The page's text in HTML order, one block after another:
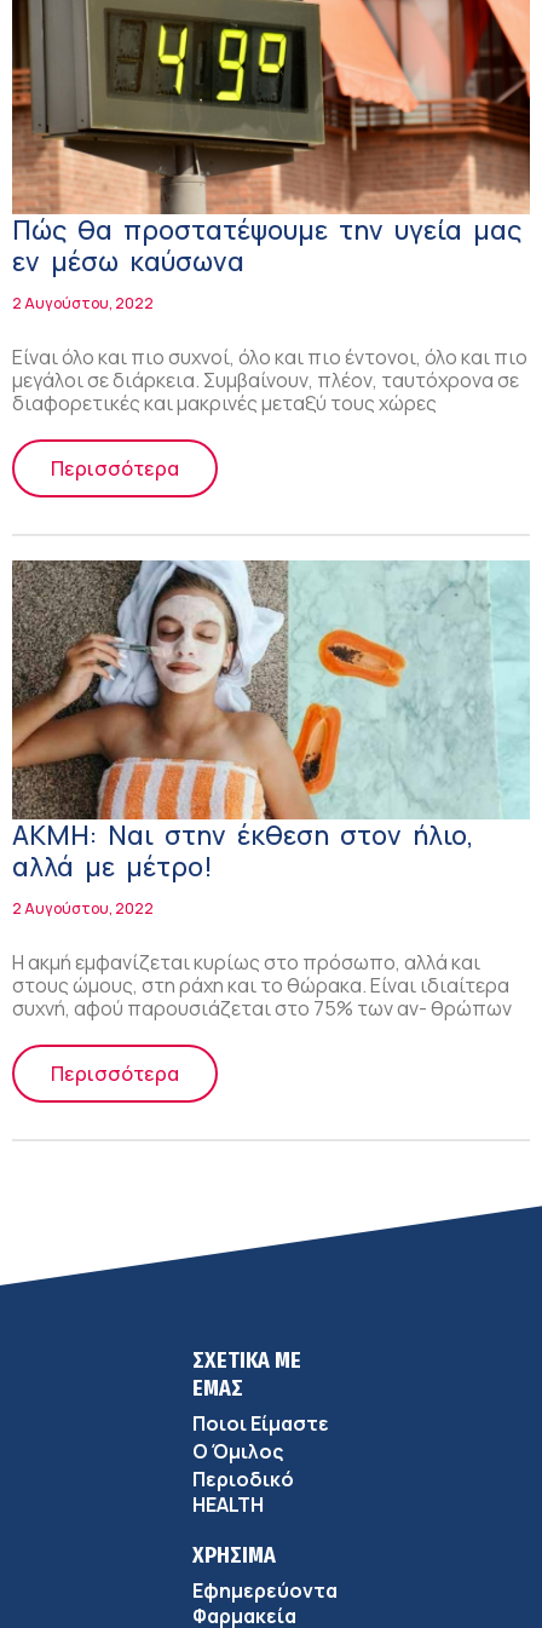
Πώς θα προστατέψουμε την υγεία μας
εν μέσω καύσωνα
2 Αυγούστου, 2022
Είναι όλο και πιο συχνοί, όλο και πιο έντονοι, όλο και πιο
μεγάλοι σε διάρκεια. Συμβαίνουν, πλέον, ταυτόχρονα σε
διαφορετικές και μακρινές μεταξύ τους χώρες
Περισσότερα
ΑΚΜΗ: Ναι στην έκθεση στον ήλιο,
αλλά με μέτρο!
2 Αυγούστου, 2022
Η ακμή εμφανίζεται κυρίως στο πρόσωπο, αλλά και
στους ώμους, στη ράχη και το θώρακα. Είναι ιδιαίτερα
συχνή, αφού παρουσιάζεται στο 75% των αν- θρώπων
Περισσότερα
ΣΧΕΤΙΚΑ ΜΕ
ΕΜΑΣ
Ποιοι Είμαστε
Ο Όμιλος
Περιοδικό
HEALTH
ΧΡΗΣΙΜΑ
Εφημερεύοντα
Φαρμακεία